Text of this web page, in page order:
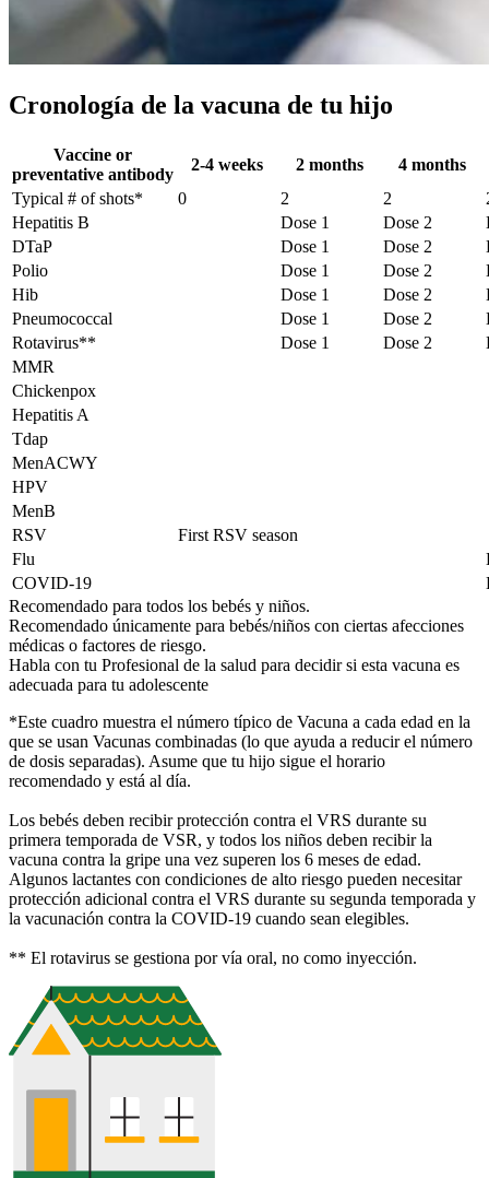
Cronología de la vacuna de tu hijo
Vaccine or
preventative antibody
2-4 weeks 2 months
4 months
Typical # of shots*
0 2 2
Hepatitis B
Dose 1 Dose 2
DTaP
Dose 1 Dose 2
Polio
Dose 1 Dose 2
Hib
Dose 1 Dose 2
Pneumococcal
Dose 1 Dose 2
Rotavirus**
Dose 1 Dose 2
MMR
Chickenpox
Hepatitis A
Tdap
MenACWY
HPV
MenB
RSV
First RSV season
Flu
COVID-19
Recomendado para todos los bebés y niños.
Recomendado únicamente para bebés/niños con ciertas afecciones
médicas o factores de riesgo.
Habla con tu Profesional de la salud para decidir si esta vacuna es
adecuada para tu adolescente
*Este cuadro muestra el número típico de Vacuna a cada edad en la
que se usan Vacunas combinadas (lo que ayuda a reducir el número
de dosis separadas). Asume que tu hijo sigue el horario
recomendado y está al día.
Los bebés deben recibir protección contra el VRS durante su
primera temporada de VSR, y todos los niños deben recibir la
vacuna contra la gripe una vez superen los 6 meses de edad.
Algunos lactantes con condiciones de alto riesgo pueden necesitar
protección adicional contra el VRS durante su segunda temporada y
la vacunación contra la COVID-19 cuando sean elegibles.
** El rotavirus se gestiona por vía oral, no como inyección.